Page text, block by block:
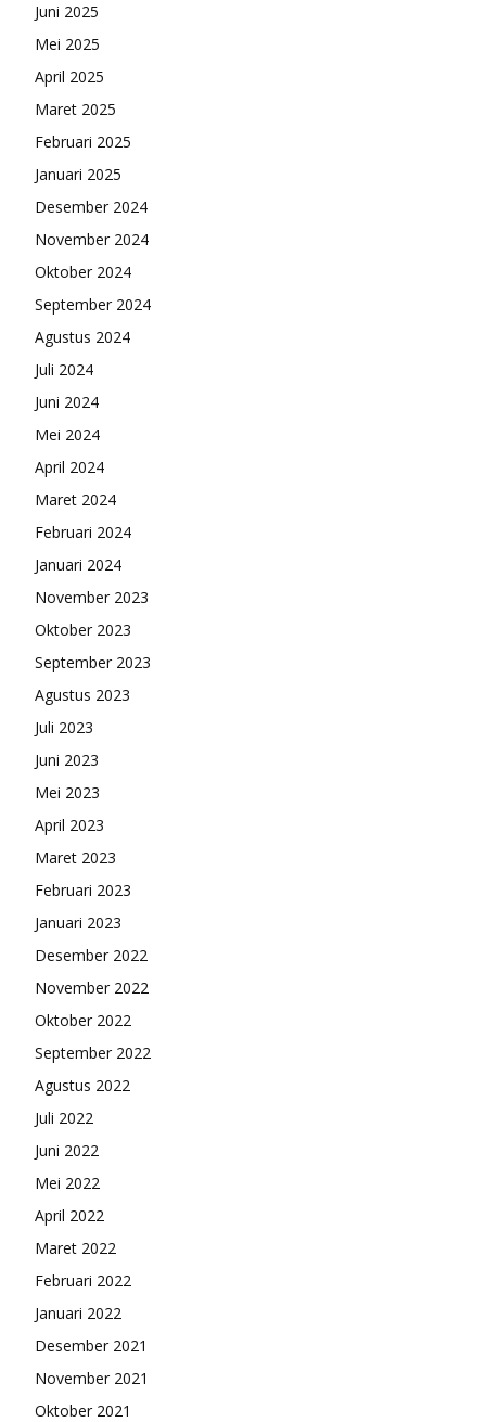
Juni 2025
Mei 2025
April 2025
Maret 2025
Februari 2025
Januari 2025
Desember 2024
November 2024
Oktober 2024
September 2024
Agustus 2024
Juli 2024
Juni 2024
Mei 2024
April 2024
Maret 2024
Februari 2024
Januari 2024
November 2023
Oktober 2023
September 2023
Agustus 2023
Juli 2023
Juni 2023
Mei 2023
April 2023
Maret 2023
Februari 2023
Januari 2023
Desember 2022
November 2022
Oktober 2022
September 2022
Agustus 2022
Juli 2022
Juni 2022
Mei 2022
April 2022
Maret 2022
Februari 2022
Januari 2022
Desember 2021
November 2021
Oktober 2021